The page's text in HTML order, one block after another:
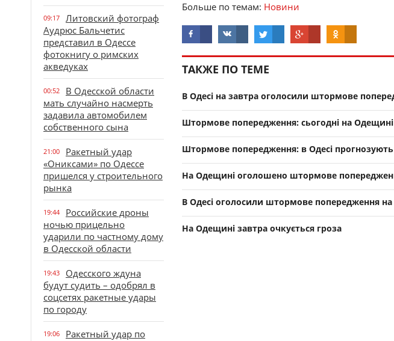
09:17
Литовский фотограф
Аудрюс Бальчетис
представил в Одессе
фотокнигу о римских
акведуках
00:52
В Одесской области
мать случайно насмерть
задавила автомобилем
собственного сына
21:00
Ракетный удар
«Ониксами» по Одессе
пришелся у строительного
рынка
19:44
Российские дроны
ночью прицельно
ударили по частному дому
в Одесской области
19:43
Одесского ждуна
будут судить – одобрял в
соцсетях ракетные удары
по городу
19:06
Ракетный удар по
Больше по темам: Новини
ТАКЖЕ ПО ТЕМЕ
В Одесі на завтра оголосили штормове
Штормове попередження: сьогодні на Одещині
Штормове попередження: в Одесі прогнозують
На Одещині оголошено штормове
В Одесі оголосили штормове попередження на
На Одещині завтра очкується гроза